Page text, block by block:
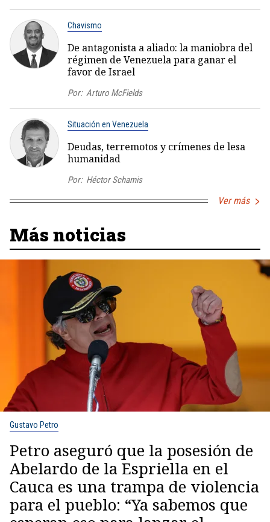
Chavismo
De antagonista a aliado: la maniobra del
régimen de Venezuela para ganar el
favor de Israel
Por: Arturo McFields
Situación en Venezuela
Deudas, terremotos y crímenes de lesa
humanidad
Por: Héctor Schamis
Ver más
Más noticias
Gustavo Petro
Petro aseguró que la posesión de
Abelardo de la Espriella en el
Cauca es una trampa de violencia
para el pueblo: “Ya sabemos que